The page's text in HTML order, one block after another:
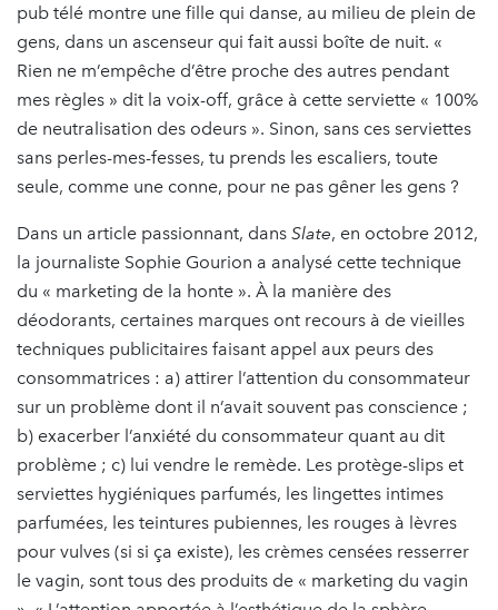
pub télé montre une fille qui danse, au milieu de plein de
gens, dans un ascenseur qui fait aussi boîte de nuit. «
Rien ne m’empêche d’être proche des autres pendant
mes règles » dit la voix-off, grâce à cette serviette « 100%
de neutralisation des odeurs ». Sinon, sans ces serviettes
sans perles-mes-fesses, tu prends les escaliers, toute
seule, comme une conne, pour ne pas gêner les gens ?
Dans un article passionnant, dans Slate, en octobre 2012,
la journaliste Sophie Gourion a analysé cette technique
du « marketing de la honte ». À la manière des
déodorants, certaines marques ont recours à de vieilles
techniques publicitaires faisant appel aux peurs des
consommatrices : a) attirer l’attention du consommateur
sur un problème dont il n’avait souvent pas conscience ;
b) exacerber l’anxiété du consommateur quant au dit
problème ; c) lui vendre le remède. Les protège-slips et
serviettes hygiéniques parfumés, les lingettes intimes
parfumées, les teintures pubiennes, les rouges à lèvres
pour vulves (si si ça existe), les crèmes censées resserrer
le vagin, sont tous des produits de « marketing du vagin